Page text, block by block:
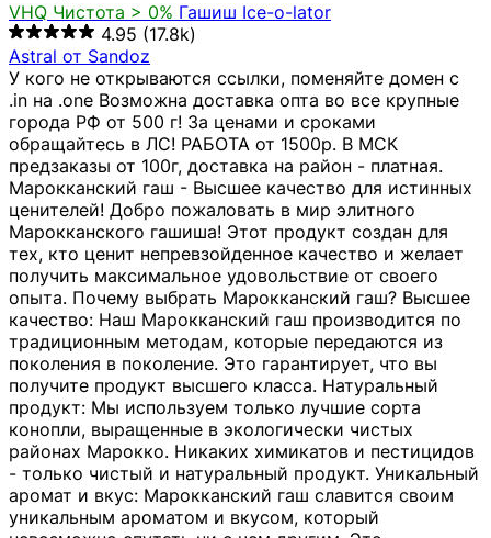
VHQ Чистота > 0% Гашиш Ice-o-lator
4.95 (17.8k)
Astral от Sandoz
У кого не открываются ссылки, поменяйте домен с
.in на .one Возможна доставка опта во все крупные
города РФ от 500 г! За ценами и сроками
обращайтесь в ЛС! РАБОТА от 1500р. В МСК
предзаказы от 100г, доставка на район - платная.
Марокканский гаш - Высшее качество для истинных
ценителей! Добро пожаловать в мир элитного
Марокканского гашиша! Этот продукт создан для
тех, кто ценит непревзойденное качество и желает
получить максимальное удовольствие от своего
опыта. Почему выбрать Марокканский гаш? Высшее
качество: Наш Марокканский гаш производится по
традиционным методам, которые передаются из
поколения в поколение. Это гарантирует, что вы
получите продукт высшего класса. Натуральный
продукт: Мы используем только лучшие сорта
конопли, выращенные в экологически чистых
районах Марокко. Никаких химикатов и пестицидов
- только чистый и натуральный продукт. Уникальный
аромат и вкус: Марокканский гаш славится своим
уникальным ароматом и вкусом, который